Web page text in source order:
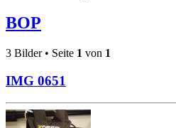
BOP
3 Bilder • Seite 1 von 1
IMG 0651